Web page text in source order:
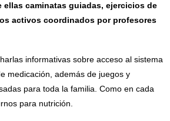
ellas caminatas guiadas, ejercicios de
activos coordinados por profesores
informativas sobre acceso al sistema
medicación, además de juegos y
para toda la familia. Como en cada
para nutrición.